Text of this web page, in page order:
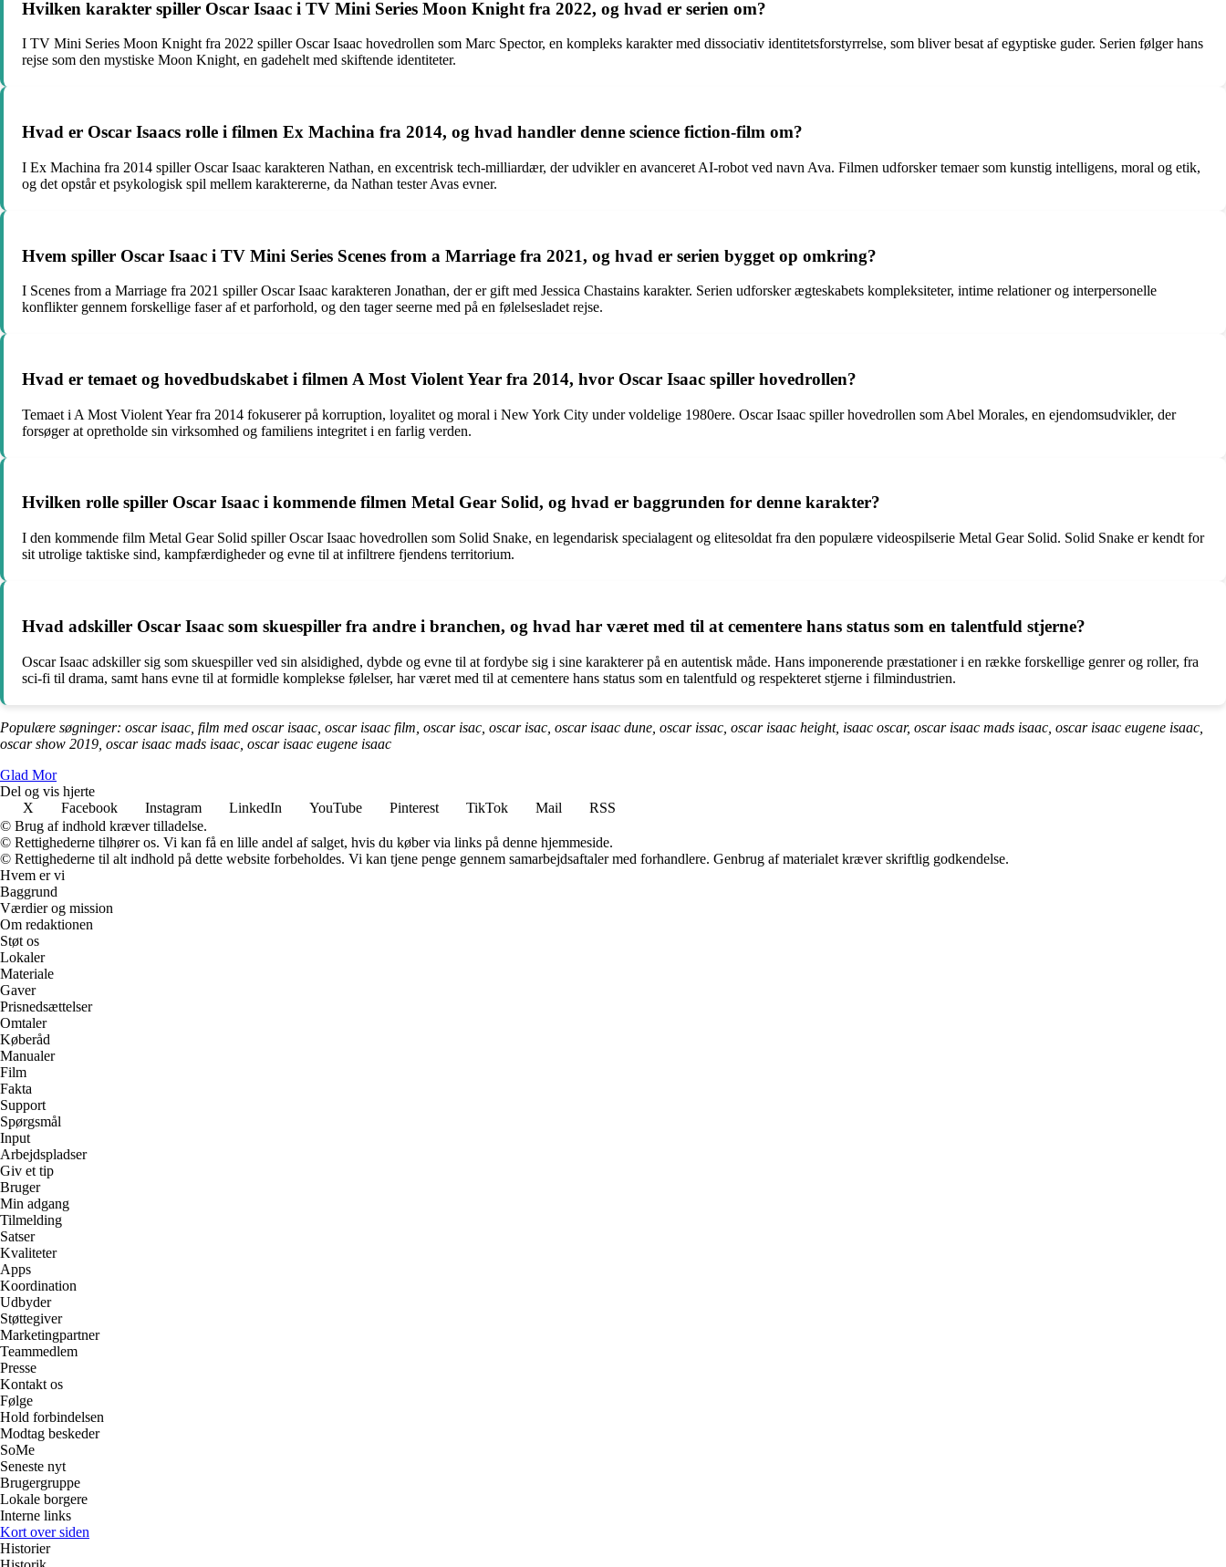
Hvilken karakter spiller Oscar Isaac i TV Mini Series Moon Knight fra 2022, og hvad er serien om?
I TV Mini Series Moon Knight fra 2022 spiller Oscar Isaac hovedrollen som Marc Spector, en kompleks karakter med dissociativ identitetsforstyrrelse, som bliver besat af egyptiske guder. Serien følger hans
rejse som den mystiske Moon Knight, en gadehelt med skiftende identiteter.
Hvad er Oscar Isaacs rolle i filmen Ex Machina fra 2014, og hvad handler denne science fiction-film om?
I Ex Machina fra 2014 spiller Oscar Isaac karakteren Nathan, en excentrisk tech-milliardær, der udvikler en avanceret AI-robot ved navn Ava. Filmen udforsker temaer som kunstig intelligens, moral og etik,
og det opstår et psykologisk spil mellem karaktererne, da Nathan tester Avas evner.
Hvem spiller Oscar Isaac i TV Mini Series Scenes from a Marriage fra 2021, og hvad er serien bygget op omkring?
I Scenes from a Marriage fra 2021 spiller Oscar Isaac karakteren Jonathan, der er gift med Jessica Chastains karakter. Serien udforsker ægteskabets kompleksiteter, intime relationer og interpersonelle
konflikter gennem forskellige faser af et parforhold, og den tager seerne med på en følelsesladet rejse.
Hvad er temaet og hovedbudskabet i filmen A Most Violent Year fra 2014, hvor Oscar Isaac spiller hovedrollen?
Temaet i A Most Violent Year fra 2014 fokuserer på korruption, loyalitet og moral i New York City under voldelige 1980ere. Oscar Isaac spiller hovedrollen som Abel Morales, en ejendomsudvikler, der
forsøger at opretholde sin virksomhed og familiens integritet i en farlig verden.
Hvilken rolle spiller Oscar Isaac i kommende filmen Metal Gear Solid, og hvad er baggrunden for denne karakter?
I den kommende film Metal Gear Solid spiller Oscar Isaac hovedrollen som Solid Snake, en legendarisk specialagent og elitesoldat fra den populære videospilserie Metal Gear Solid. Solid Snake er kendt for
sit utrolige taktiske sind, kampfærdigheder og evne til at infiltrere fjendens territorium.
Hvad adskiller Oscar Isaac som skuespiller fra andre i branchen, og hvad har været med til at cementere hans status som en talentfuld stjerne?
Oscar Isaac adskiller sig som skuespiller ved sin alsidighed, dybde og evne til at fordybe sig i sine karakterer på en autentisk måde. Hans imponerende præstationer i en række forskellige genrer og roller, fra
sci-fi til drama, samt hans evne til at formidle komplekse følelser, har været med til at cementere hans status som en talentfuld og respekteret stjerne i filmindustrien.
Populære søgninger: oscar isaac, film med oscar isaac, oscar isaac film, oscar isac, oscar isac, oscar isaac dune, oscar issac, oscar isaac height, isaac oscar, oscar isaac mads isaac, oscar isaac eugene isaac,
oscar show 2019, oscar isaac mads isaac, oscar isaac eugene isaac
Glad Mor
Del og vis hjerte
X
Facebook Instagram LinkedIn YouTube Pinterest TikTok Mail
RSS
© Brug af indhold kræver tilladelse.
© Rettighederne tilhører os. Vi kan få en lille andel af salget, hvis du køber via links på denne hjemmeside.
© Rettighederne til alt indhold på dette website forbeholdes. Vi kan tjene penge gennem samarbejdsaftaler med forhandlere. Genbrug af materialet kræver skriftlig godkendelse.
Hvem er vi
Baggrund
Værdier og mission
Om redaktionen
Støt os
Lokaler
Materiale
Gaver
Prisnedsættelser
Omtaler
Køberåd
Manualer
Film
Fakta
Support
Spørgsmål
Input
Arbejdspladser
Giv et tip
Bruger
Min adgang
Tilmelding
Satser
Kvaliteter
Apps
Koordination
Udbyder
Støttegiver
Marketingpartner
Teammedlem
Presse
Kontakt os
Følge
Hold forbindelsen
Modtag beskeder
SoMe
Seneste nyt
Brugergruppe
Lokale borgere
Interne links
Kort over siden
Historier